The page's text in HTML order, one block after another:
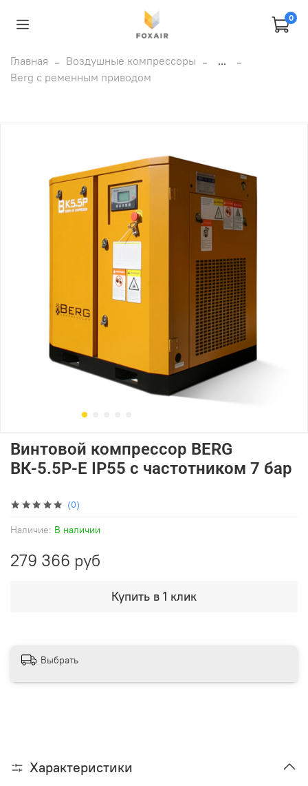
0
Главная Воздушные компрессоры
...
Berg с ременным приводом
(0)
Наличие: В наличии
Винтовой компрессор BERG
ВК-5.5Р-Е IP55 с частотником 7 бар
279 366 руб
Купить в 1 клик
Выбрать
Характеристики